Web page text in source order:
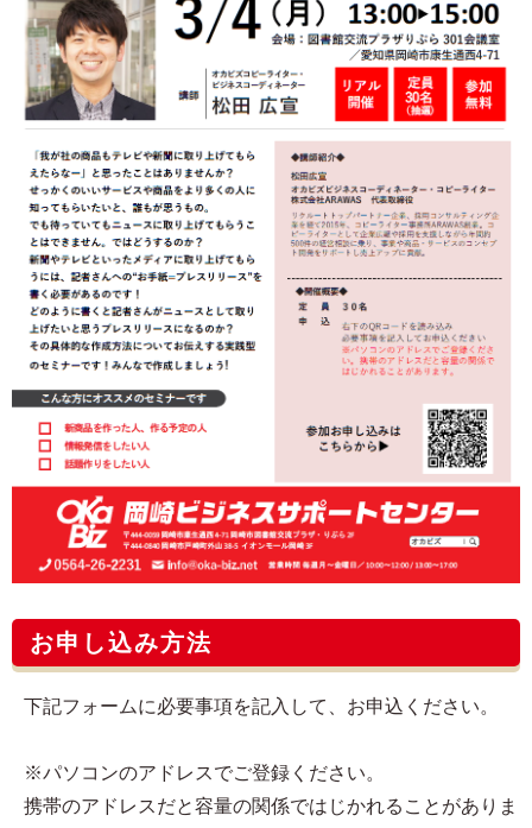
お申し込み方法
下記フォームに必要事項を記入して、お申込ください。
※パソコンのアドレスでご登録ください。
携帯のアドレスだと容量の関係ではじかれることがありま